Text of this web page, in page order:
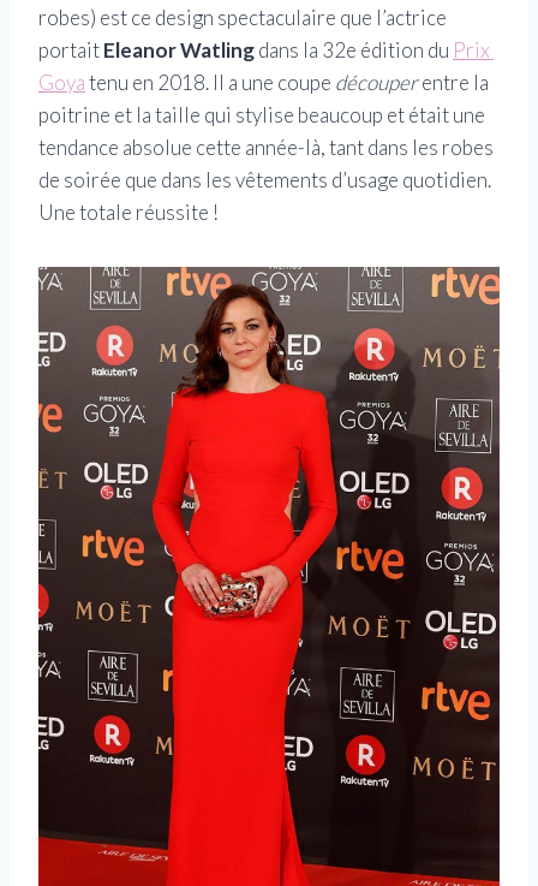
robes) est ce design spectaculaire que l’actrice
portaitEleanor Watlingdans la 32e édition du Prix ​​
Goyatenu en 2018. Il a une coupe découperentre la
poitrine et la taille qui stylise beaucoup et était une
tendance absolue cette année-là, tant dans les robes
de soirée que dans les vêtements d’usage quotidien.
Une totale réussite !